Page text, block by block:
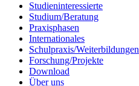
Studieninteressierte
Studium/Beratung
Praxisphasen
Internationales
Schulpraxis/Weiterbildungen
Forschung/Projekte
Download
Über uns